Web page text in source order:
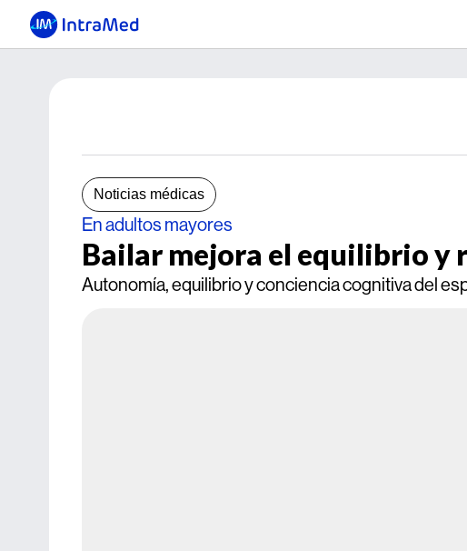
Noticias médicas
En adultos mayores
Bailar mejora el equilibrio y
Autonomía, equilibrio y conciencia cognitiva del